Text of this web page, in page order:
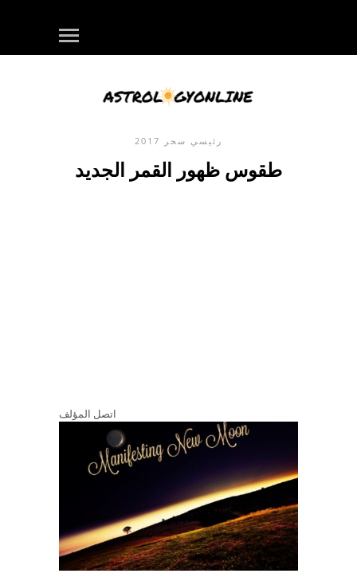
رئيسي سحر
طقوس ظهور القمر الجديد
اتصل المؤلف